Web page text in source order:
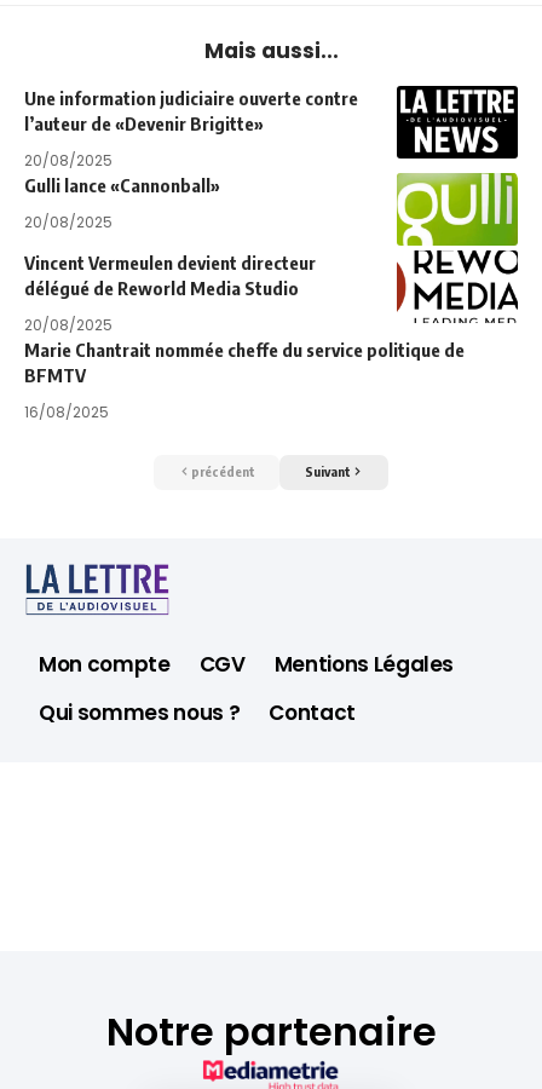
Mais aussi...
Une information judiciaire ouverte contre
l’auteur de «Devenir Brigitte»
20/08/2025
Gulli lance «Cannonball»
20/08/2025
Vincent Vermeulen devient directeur
délégué de Reworld Media Studio
20/08/2025
Marie Chantrait nommée cheffe du service politique de
BFMTV
16/08/2025
précédent Suivant
Mon compte CGV
Mentions Légales
Qui sommes nous ?
Contact
Notre partenaire